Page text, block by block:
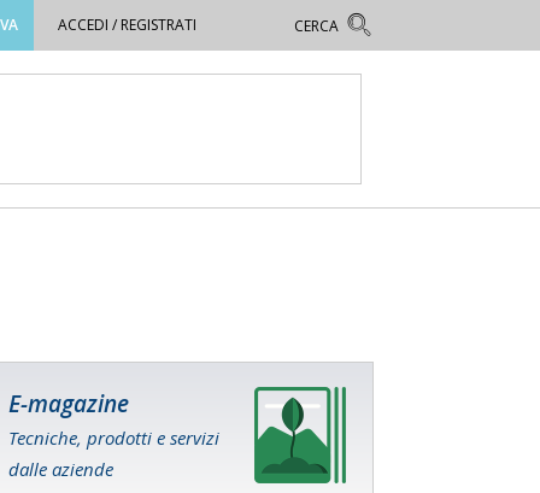
ACCEDI / REGISTRATI
E-magazine
Tecniche, prodotti e servizi
dalle aziende